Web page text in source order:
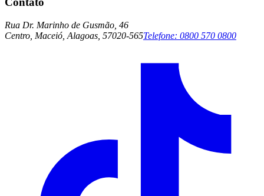
Rua Dr. Marinho de Gusmão, 46
Centro, Maceió, Alagoas, 57020-565Telefone: 0800 570 0800